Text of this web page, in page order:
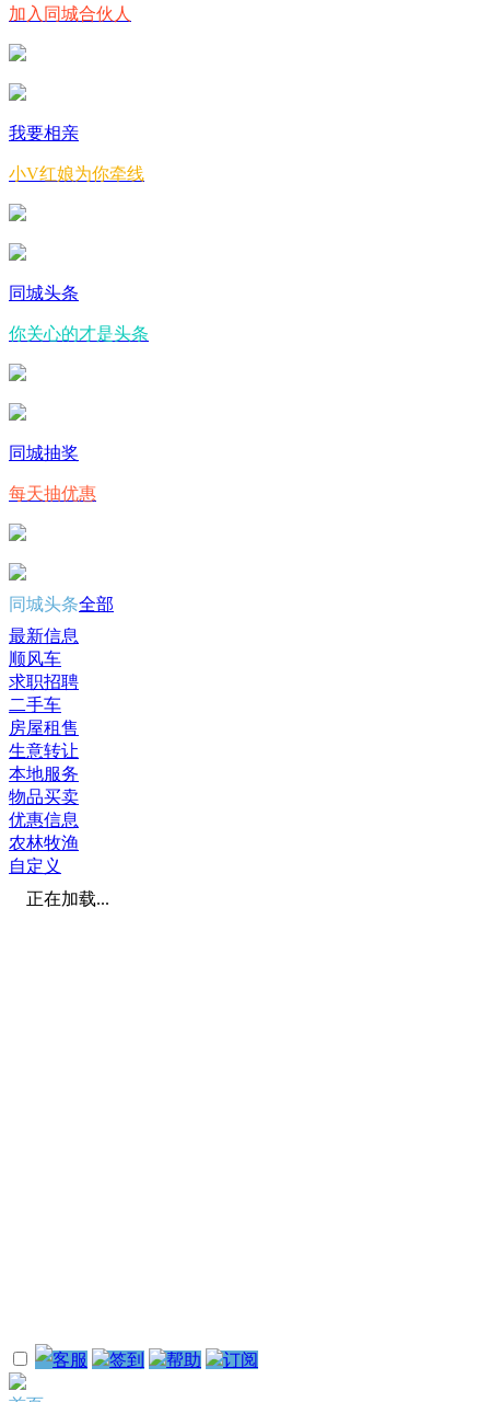
加入同城合伙人
我要相亲
小V红娘为你牵线
同城头条
你关心的才是头条
同城抽奖
每天抽优惠
同城头条全部
最新信息
顺风车
求职招聘
二手车
房屋租售
生意转让
本地服务
物品买卖
优惠信息
农林牧渔
自定义
正在加载...
客服 签到 帮助 订阅